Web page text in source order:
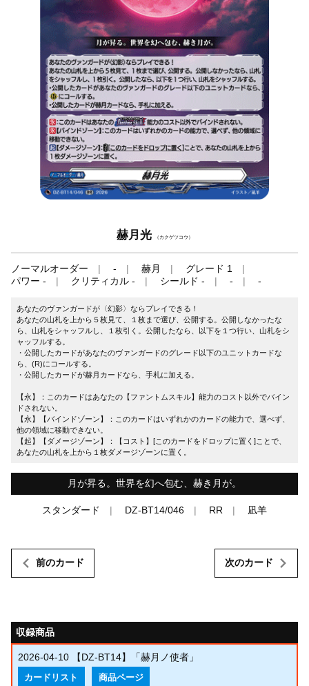
赫月光 （カクゲツコウ）
ノーマルオーダー - 赫月
グレード 1
パワー -
クリティカル - シールド - - -
あなたのヴァンガードが〈幻影〉ならプレイできる！
あなたの山札を上から５枚見て、１枚まで選び、公開する。公開しなかったな
ら、山札をシャッフルし、１枚引く。公開したなら、以下を１つ行い、山札をシ
ャッフルする。
・公開したカードがあなたのヴァンガードのグレード以下のユニットカードな
ら、(R)にコールする。
・公開したカードが赫月カードなら、手札に加える。
【永】：このカードはあなたの【ファントムスキル】能力のコスト以外でバイン
ドされない。
【永】【バインドゾーン】：このカードはいずれかのカードの能力で、選べず、
他の領域に移動できない。
【起】【ダメージゾーン】：【コスト】[このカードをドロップに置く]ことで、
あなたの山札を上から１枚ダメージゾーンに置く。
月が昇る。世界を幻へ包む、赫き月が。
スタンダード DZ-BT14/046 RR 凪羊
前のカード 次のカード
収録商品
2026-04-10 【DZ-BT14】「赫月ノ使者」
カードリスト 商品ページ